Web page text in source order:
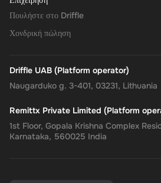
Πουλήστε στο Driffle
Χονδρική πώληση
Driffle UAB (Platform operator)
Naugarduko g. 3-401, 03231, Lithuania
Remittx Private Limited (Platform
1st Floor, Gopala Krishna Complex
Karnataka, 560025 India